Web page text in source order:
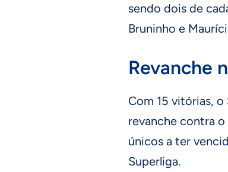
sendo dois de
Bruninho e
Revanche
Com 15 vitórias,
revanche contra
únicos a ter
Superliga.